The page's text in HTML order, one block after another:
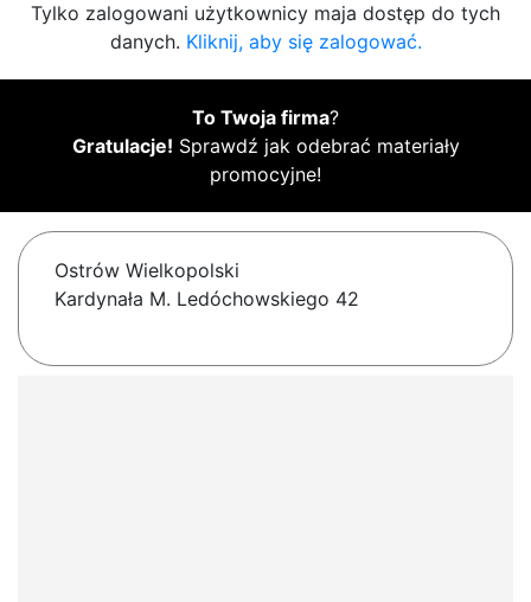
Tylko zalogowani użytkownicy maja dostęp do tych
danych. Kliknij, aby się zalogować.
To Twoja firma?
Gratulacje! Sprawdź jak odebrać materiały
promocyjne!
Ostrów Wielkopolski
Kardynała M. Ledóchowskiego 42